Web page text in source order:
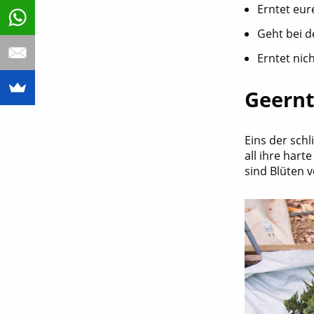
Erntet
Geht bei
Erntet
Eins der
all ihre harte
sind Blüten